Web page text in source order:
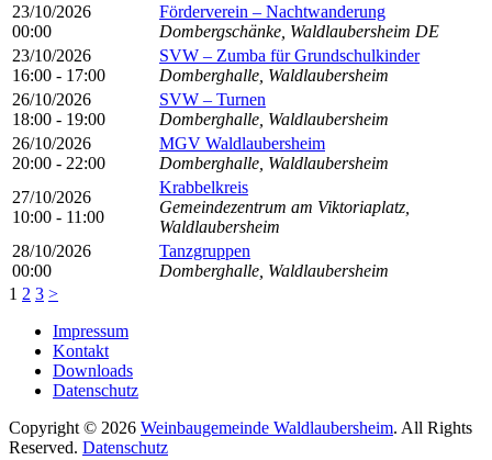
23/10/2026
00:00
Förderverein – Nachtwanderung
Dombergschänke, Waldlaubersheim DE
23/10/2026
16:00 - 17:00
SVW – Zumba für Grundschulkinder
Domberghalle, Waldlaubersheim
26/10/2026
18:00 - 19:00
SVW – Turnen
Domberghalle, Waldlaubersheim
26/10/2026
20:00 - 22:00
MGV Waldlaubersheim
Domberghalle, Waldlaubersheim
27/10/2026
10:00 - 11:00
Krabbelkreis
Gemeindezentrum am Viktoriaplatz,
Waldlaubersheim
28/10/2026
00:00
Tanzgruppen
Domberghalle, Waldlaubersheim
1 2 3 >
Impressum
Kontakt
Downloads
Datenschutz
Copyright © 2026 Weinbaugemeinde Waldlaubersheim. All Rights
Reserved. Datenschutz